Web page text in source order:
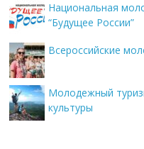
Национальная
“Будущее России”
Всероссийские
Молодежный
культуры